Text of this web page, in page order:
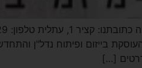
בייזום ופיתוח נדל"ן
[…]